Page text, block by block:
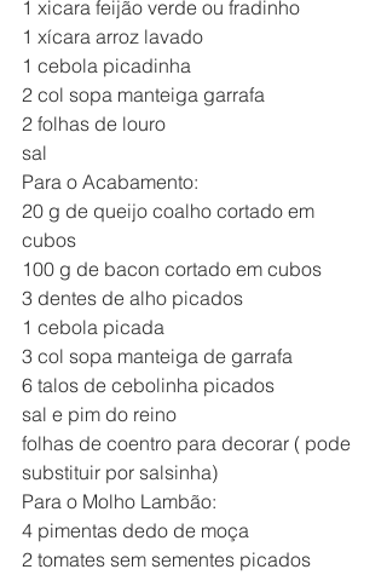
1 xicara feijão verde ou fradinho
1 xícara arroz lavado
1 cebola picadinha
2 col sopa manteiga garrafa
2 folhas de louro
sal
Para o Acabamento:
20 g de queijo coalho cortado em
cubos
100 g de bacon cortado em cubos
3 dentes de alho picados
1 cebola picada
3 col sopa manteiga de garrafa
6 talos de cebolinha picados
sal e pim do reino
folhas de coentro para decorar ( pode
substituir por salsinha)
Para o Molho Lambão:
4 pimentas dedo de moça
2 tomates sem sementes picados